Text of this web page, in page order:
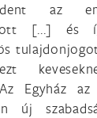
az
[...] és
Egyház az
új